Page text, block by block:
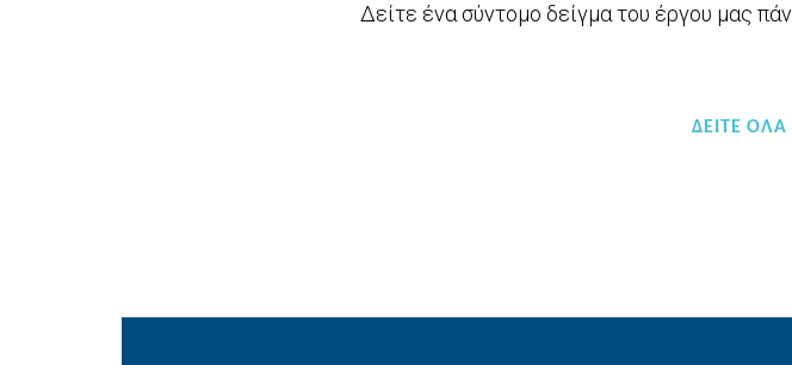
Δείτε ένα σύντομο δείγμα του έργου μας
ΔΕΊΤΕ